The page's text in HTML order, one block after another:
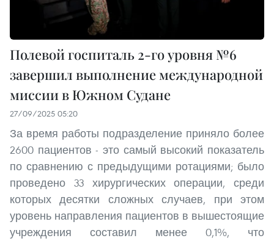
Полевой госпиталь 2-го уровня №6
завершил выполнение международной
миссии в Южном Судане
27/09/2025 05:20
За время работы подразделение приняло более
2600 пациентов - это самый высокий показатель
по сравнению с предыдущими ротациями; было
проведено 33 хирургических операции, среди
которых десятки сложных случаев, при этом
уровень направления пациентов в вышестоящие
учреждения составил менее 0,1%, что